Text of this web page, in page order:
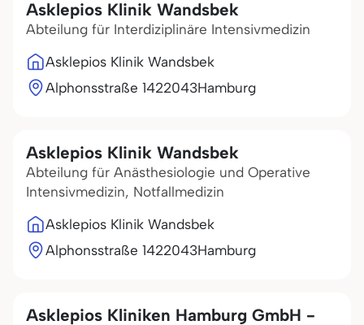
Asklepios Klinik Wandsbek
Abteilung für Interdiziplinäre Intensivmedizin
Asklepios Klinik Wandsbek
Alphonsstraße 1422043Hamburg
Asklepios Klinik Wandsbek
Abteilung für Anästhesiologie und Operative
Intensivmedizin, Notfallmedizin
Asklepios Klinik Wandsbek
Alphonsstraße 1422043Hamburg
Asklepios Kliniken Hamburg GmbH -